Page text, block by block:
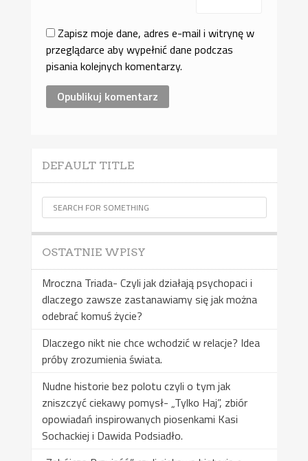
Zapisz moje dane, adres e-mail i witrynę w
przeglądarce aby wypełnić dane podczas
pisania kolejnych komentarzy.
DEFAULT TITLE
OSTATNIE WPISY
Mroczna Triada- Czyli jak działają psychopaci i
dlaczego zawsze zastanawiamy się jak można
odebrać komuś życie?
Dlaczego nikt nie chce wchodzić w relacje? Idea
próby zrozumienia świata.
Nudne historie bez polotu czyli o tym jak
zniszczyć ciekawy pomysł- „Tylko Haj”, zbiór
opowiadań inspirowanych piosenkami Kasi
Sochackiej i Dawida Podsiadło.